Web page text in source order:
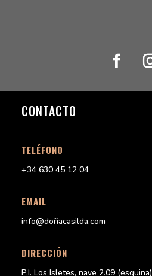
CONTACTO
TELÉFONO
+34 630 45 12 04
EMAIL
info@doñacasilda.com
DIRECCIÓN
P.I. Los Isletes, nave 2.09 (esquina)